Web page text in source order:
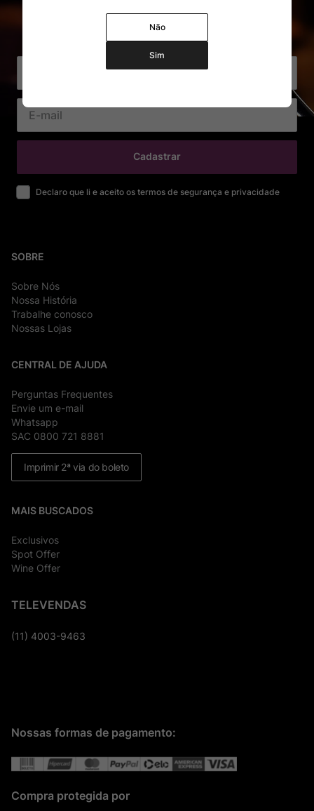
Cadastre o seu e-mail e receba
com exclusividade Ofertas e Novidades
Cadastrar
Declaro que li e aceito os termos de segurança e privacidade
SOBRE
Sobre Nós
Nossa História
Trabalhe conosco
Nossas Lojas
CENTRAL DE AJUDA
Perguntas Frequentes
Envie um e-mail
Whatsapp
SAC 0800 721 8881
Imprimir 2ª via do boleto
MAIS BUSCADOS
Exclusivos
Spot Offer
Wine Offer
TELEVENDAS
(11) 4003-9463
Nossas formas de pagamento:
Compra protegida por
Não
Sim